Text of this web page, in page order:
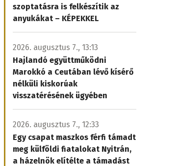
szoptatásra is felkészítik az
anyukákat – KÉPEKKEL
2026. augusztus 7., 13:13
Hajlandó együttműködni
Marokkó a Ceutában lévő kísérő
nélküli kiskorúak
visszatérésének ügyében
2026. augusztus 7., 12:33
Egy csapat maszkos férfi támadt
meg külföldi fiatalokat Nyitrán,
a házelnök elítélte a támadást